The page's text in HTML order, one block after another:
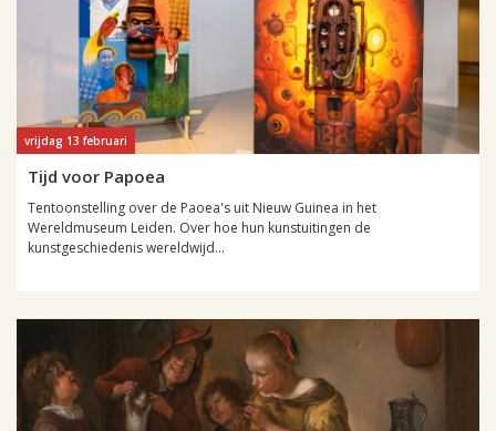
vrijdag 13 februari
Tijd voor Papoea
Tentoonstelling over de Paoea's uit Nieuw Guinea in het
Wereldmuseum Leiden. Over hoe hun kunstuitingen de
kunstgeschiedenis wereldwijd...